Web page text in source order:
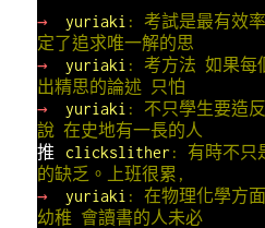
→ yuriaki : 考試是最有效
定了追求唯一解的思
→
yuriaki : 考方法 如果每
出精思的論述 只怕
→
yuriaki : 不只學生要造
說 在史地有一長的人
推
clickslither : 有時不只
的缺乏。上班很累,
→
yuriaki : 在物理化學方
幼稚 會讀書的人未必